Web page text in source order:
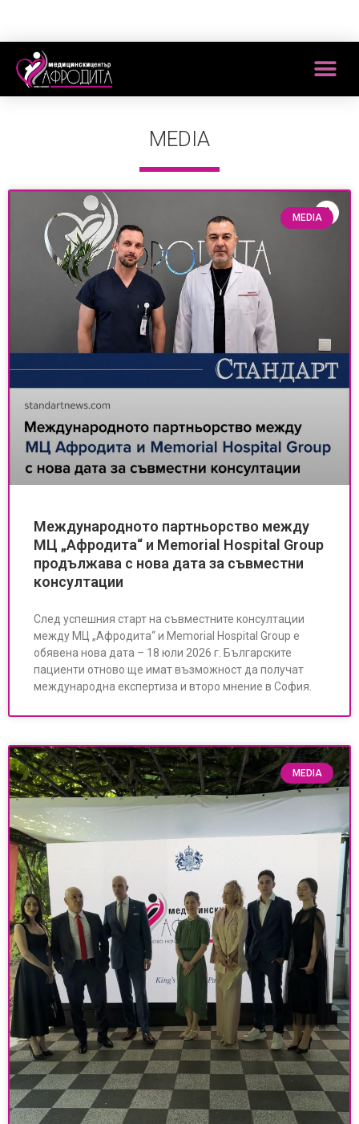
MEDIA
MEDIA
Международното партньорство между
МЦ „Афродита“ и Memorial Hospital Group
продължава с нова дата за съвместни
консултации
След успешния старт на съвместните консултации
между МЦ „Афродита“ и Memorial Hospital Group е
обявена нова дата – 18 юли 2026 г. Българските
пациенти отново ще имат възможност да получат
международна експертиза и второ мнение в София.
MEDIA